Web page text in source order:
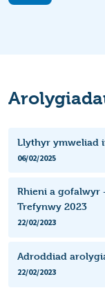
Llythyr ymweliad
06/02/2025
Rhieni a gofalwyr
Trefynwy 2023
22/02/2023
Adroddiad
22/02/2023